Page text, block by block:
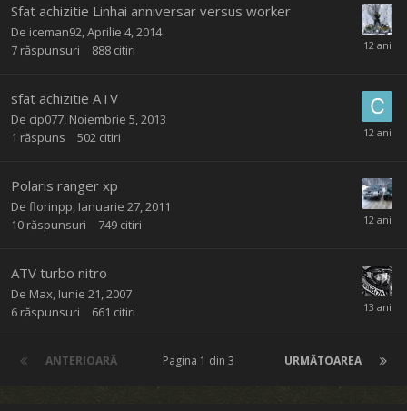
Sfat achizitie Linhai anniversar versus worker
De iceman92 Aprilie 4, 2014
7 răspunsuri 888 citiri
sfat achizitie ATV
De cip077 Noiembrie 5, 2013
1 răspuns 502 citiri
Polaris ranger xp
De florinpp Ianuarie 27, 2011
10 răspunsuri 749 citiri
ATV turbo nitro
De Max Iunie 21, 2007
6 răspunsuri 661 citiri
ANTERIOARĂ URMĂTOAREA
Pagina 1 din 3